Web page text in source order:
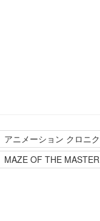
アニメーション クロニ
MAZE OF THE MASTER